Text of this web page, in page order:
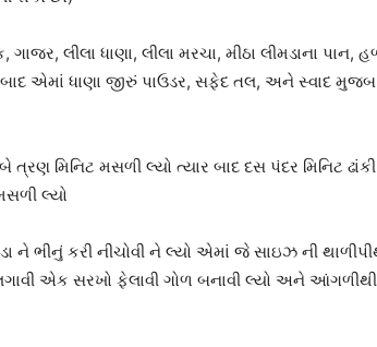
લીલા ધાણા, લીલા મરચા, મીઠા લીમડાના પાન,
એમાં ધાણા જીરું પાઉડર, સફેદ તલ, અને સ્વાદ મુજબ
મિનિટ મસળી લ્યો ત્યાર બાદ દસ પંદર મિનિટ
લ્યો
ભીનું કરી નીચોવી ને લ્યો એમાં જે સાઇઝ ની
એક સરખો ફેલાવી ગોળ બનાવી લ્યો અને